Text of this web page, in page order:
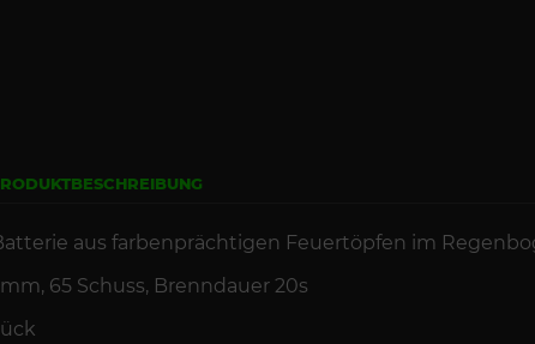
aus farbenprächtigen Feuertöpfen im
65 Schuss, Brenndauer 20s
ück